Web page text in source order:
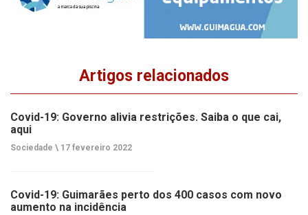
Artigos relacionados
Covid-19: Governo alivia restrições. Saiba o que cai,
aqui
Sociedade \ 17 fevereiro 2022
Covid-19: Guimarães perto dos 400 casos com novo
aumento na incidência